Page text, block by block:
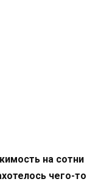
на сотни
чего-то